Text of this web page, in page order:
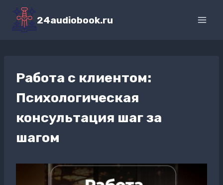
Перейти
содержимому
24audiobook.ru
Работа с клиентом:
Психологическая
консультация шаг за
шагом